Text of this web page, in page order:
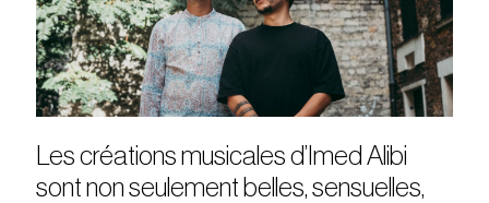
partenariats
privatisations
Les créations musicales d’Imed Alibi
sont non seulement belles, sensuelles,